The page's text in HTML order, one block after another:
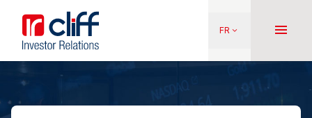
contenu
principal
Aller directement au contenu
FR keyboard_arrow_down menu